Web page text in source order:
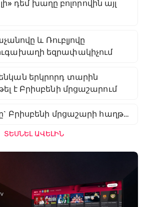
դեմ խաղը բոլորովին այլ
և Ռուբլյովը
եզրափակիչում
երկրորդ տարին
է Բրիսբենի մրցաշարում
Բրիսբենի մրցաշարի հաղթող
ՏԵՍՆԵԼ ԱՎԵԼԻՆ